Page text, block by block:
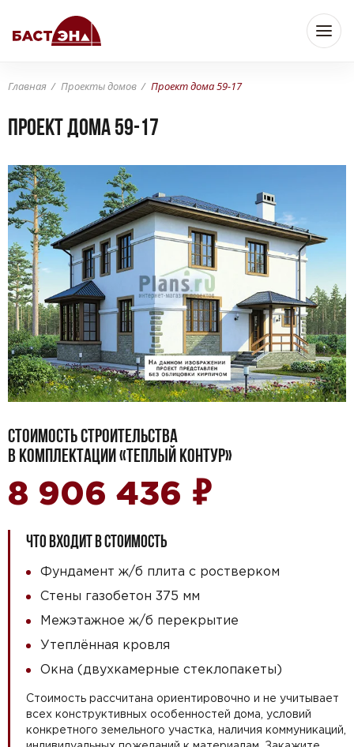
Главная Проекты домов Проект дома 59-17
Проект дома 59-17
СТОИМОСТЬ СТРОИТЕЛЬСТВА
В КОМПЛЕКТАЦИИ «ТЕПЛЫЙ КОНТУР»
8 906 436 ₽
ЧТО ВХОДИТ В СТОИМОСТЬ
Фундамент ж/б плита с ростверком
Стены газобетон 375 мм
Межэтажное ж/б перекрытие
Утеплённая кровля
Окна (двухкамерные стеклопакеты)
Стоимость рассчитана ориентировочно и не учитывает
всех конструктивных особенностей дома, условий
конкретного земельного участка, наличия коммуникаций,